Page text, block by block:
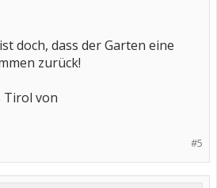
doch, dass der Garten eine
zurück!
Tirol von
#5